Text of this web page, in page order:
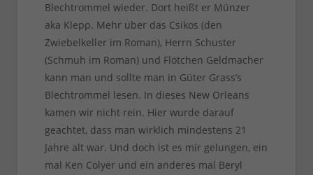
Blechtrommel wieder. Dort heißt er Münzer
aka Klepp. Mehr über das Csikos (den
Zwiebelkeller im Roman), Herrn Schuster
(Schmuh im Roman) und Flötchen Geldmacher
kann man und sollte man in Güter Grass’s
Blechtrommel lesen. In dieses New Orleans
kamen wir nicht rein. Hier wurde darauf
geachtet, dass man wirklich mindestens 21
Jahre alt war. Und doch ist es mir gelungen, ein
mal Ken Colyer und ein anderes mal Beryl